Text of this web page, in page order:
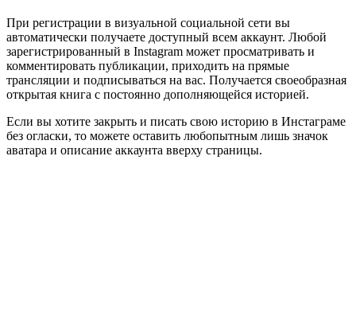
При регистрации в визуальной социальной сети вы
автоматически получаете доступный всем аккаунт. Любой
зарегистрированный в Instagram может просматривать и
комментировать публикации, приходить на прямые
трансляции и подписываться на вас. Получается своеобразная
открытая книга с постоянно дополняющейся историей.
Если вы хотите закрыть и писать свою историю в Инстаграме
без огласки, то можете оставить любопытным лишь значок
аватара и описание аккаунта вверху страницы.